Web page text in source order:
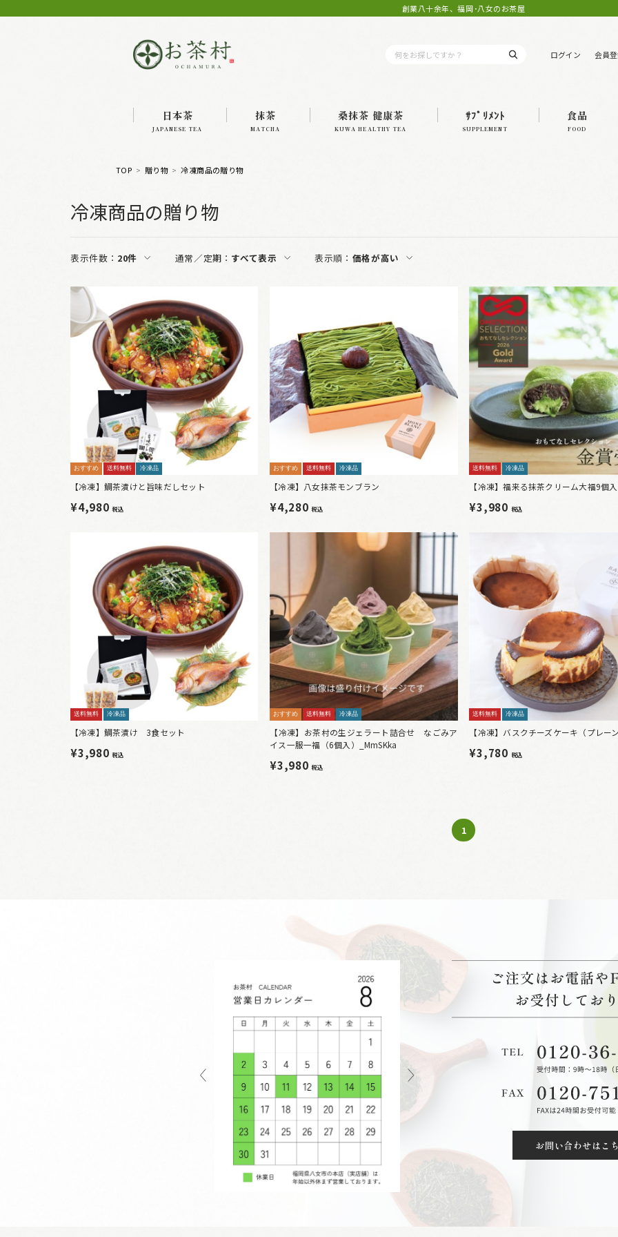
創業八十余年、福岡･八女のお茶屋
ログイン 会員
日本茶
JAPANESE TEA
抹茶
MATCHA
桑抹茶 健康茶
KUWA HEALTHY TEA
ｻﾌﾟﾘﾒﾝﾄ
SUPPLEMENT
食品
FOOD
TOP 贈り物 冷凍商品の贈り物
冷凍商品の贈り物
表示件数： 20件 通常／定期： すべて表示 表示順： 価格が高い
おすすめ 送料無料 冷凍品
【冷凍】鯛茶漬けと旨味だしセット
¥4,980税込
おすすめ 送料無料 冷凍品
【冷凍】八女抹茶モンブラン
¥4,280税込
送料無料 冷凍品
【冷凍】福来る抹茶クリーム大福9個
¥3,980 税込
送料無料 冷凍品
【冷凍】鯛茶漬け 3食セット
¥3,980税込
おすすめ 送料無料 冷凍品
【冷凍】お茶村の生ジェラート詰合せ なごみア
イス一服一福（6個入）_MmSKka
¥3,980税込
送料無料 冷凍品
【冷凍】バスクチーズケーキ（プレー
¥3,780 税込
1
お問い合わせはこ